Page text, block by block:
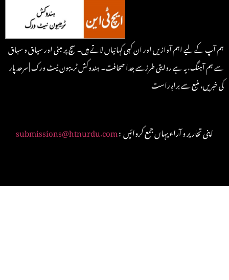
ہم آپ کے لیے اہم آوازیں اور ان کہی کہانیاں لاتے ہیں۔ سچ پر مبنی اور سیاق و سباق
سے ہم آہنگ، یہ ہے روایتی طرزسے جدا صحافت۔ ہندوکش ٹریبون نیٹ ورک | سرحد پار
کی خبریں، منبع سے براہِ راست
submissions@htnurdu.com : اپنی تحاریر و آراء یہاں جمع کروائیں